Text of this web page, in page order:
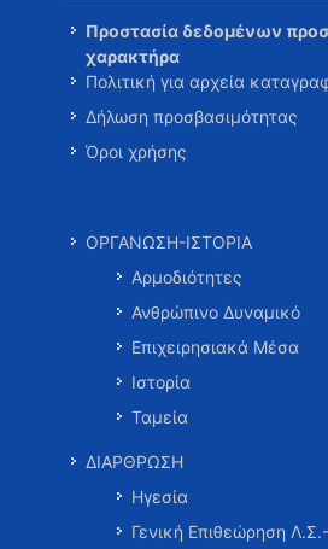
Προστασία δεδομένων
χαρακτήρα
Πολιτική για αρχεία
Δήλωση προσβασιμότητας
Όροι χρήσης
ΟΡΓΑΝΩΣΗ-ΙΣΤΟΡΙΑ
Αρμοδιότητες
Ανθρώπινο Δυναμικό
Επιχειρησιακά Μέσα
Ιστορία
Ταμεία
ΔΙΑΡΘΡΩΣΗ
Ηγεσία
Γενική Επιθεώρηση